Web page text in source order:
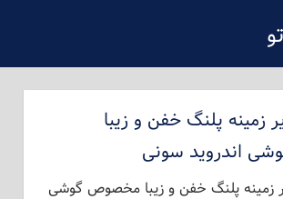
زمینه پلنگ خفن و زیبا
اندروید سونی